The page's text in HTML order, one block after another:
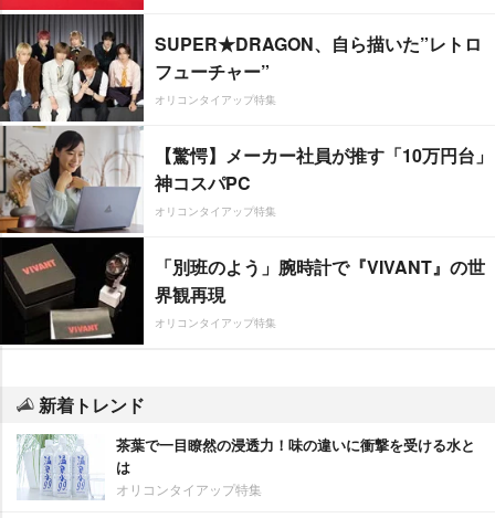
SUPER★DRAGON、自ら描いた”レトロ
フューチャー”
オリコンタイアップ特集
【驚愕】メーカー社員が推す「10万円台」
神コスパPC
オリコンタイアップ特集
「別班のよう」腕時計で『VIVANT』の世
界観再現
オリコンタイアップ特集
新着トレンド
茶葉で一目瞭然の浸透力！味の違いに衝撃を受ける水と
は
オリコンタイアップ特集